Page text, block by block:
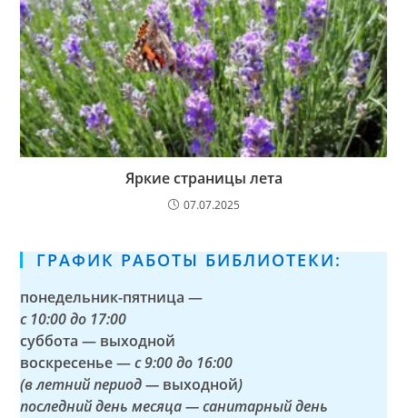
Яркие страницы лета
07.07.2025
ГРАФИК РАБОТЫ БИБЛИОТЕКИ:
понедельник-пятница —
с 10:00 до 17:00
суббота — выходной
воскресенье —с 9:00 до 16:00
(в летний период — выходной)
последний день месяца — санитарный день